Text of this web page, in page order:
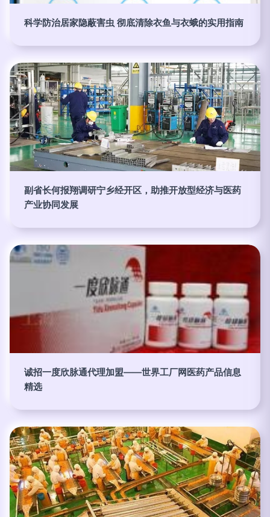
科学防治居家隐蔽害虫 彻底清除衣鱼与衣蛾的实用指南
副省长何报翔调研宁乡经开区，助推开放型经济与医药
产业协同发展
诚招一度欣脉通代理加盟——世界工厂网医药产品信息
精选